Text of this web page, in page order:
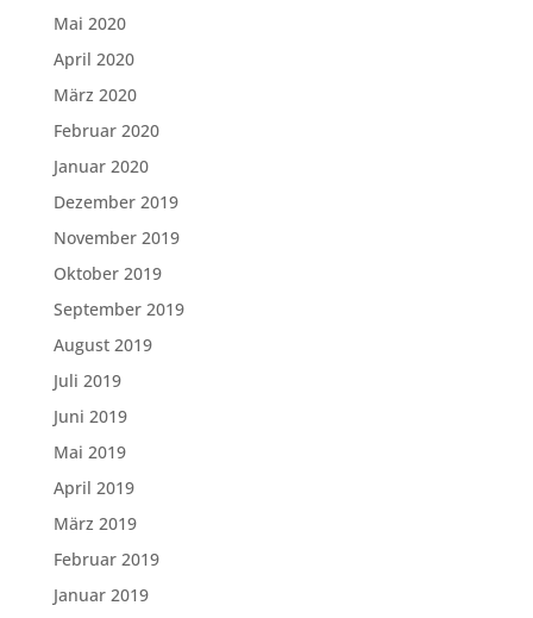
Mai 2020
April 2020
März 2020
Februar 2020
Januar 2020
Dezember 2019
November 2019
Oktober 2019
September 2019
August 2019
Juli 2019
Juni 2019
Mai 2019
April 2019
März 2019
Februar 2019
Januar 2019